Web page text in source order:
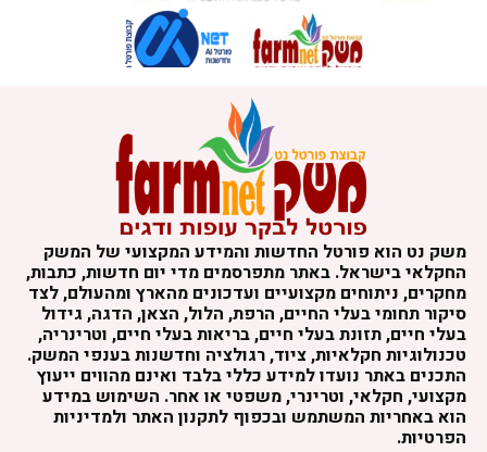
משק נט הוא פורטל החדשות והמידע המקצועי של המשק
החקלאי בישראל. באתר מתפרסמים מדי יום חדשות, כתבות,
מחקרים, ניתוחים מקצועיים ועדכונים מהארץ ומהעולם, לצד
סיקור תחומי בעלי החיים, הרפת, הלול, הצאן, הדגה, גידול
בעלי חיים, תזונת בעלי חיים, בריאות בעלי חיים, וטרינריה,
טכנולוגיות חקלאיות, ציוד, רגולציה וחדשנות בענפי המשק.
התכנים באתר נועדו למידע כללי בלבד ואינם מהווים ייעוץ
מקצועי, חקלאי, וטרינרי, משפטי או אחר. השימוש במידע
הוא באחריות המשתמש ובכפוף לתקנון האתר ולמדיניות
הפרטיות.